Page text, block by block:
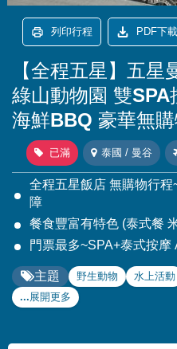
列印行程 PDF下載
【全程五星】五
綠山動物園 雙
海鮮BBQ 豪華無
已滿 泰國 / 曼谷
全程五星飯店 無購物行
障
餐食豐富有特色 (泰式餐
門票最多~SPA+泰式按
主題 野生動物 水上活動
...展開更多